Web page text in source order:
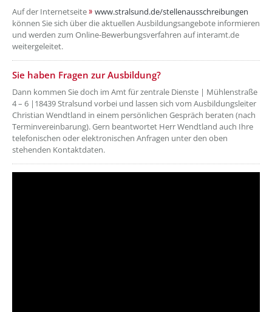
Auf der Internetseite
www.stralsund.de/stellenausschreibungen
können Sie sich über die aktuellen Ausbildungsangebote informieren
und werden zum Online-Bewerbungsverfahren auf interamt.de
weitergeleitet.
??? absaetzeOben[5]/titel ???
Sie haben Fragen zur Ausbildung?
Dann kommen Sie doch im Amt für zentrale Dienste | Mühlenstraße
4 – 6 |18439 Stralsund vorbei und lassen sich vom Ausbildungsleiter
Christian Wendtland in einem persönlichen Gespräch beraten (nach
Terminvereinbarung). Gern beantwortet Herr Wendtland auch Ihre
telefonischen oder elektronischen Anfragen unter den oben
stehenden Kontaktdaten.